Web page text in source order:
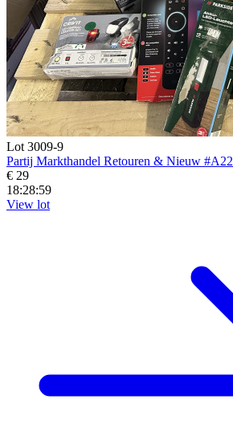
Lot 3009-9
Partij Markthandel Retouren & Nieuw #A22
€ 29
18:28:57
View lot